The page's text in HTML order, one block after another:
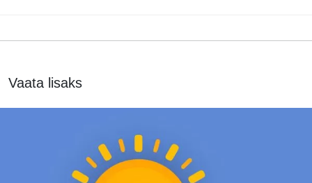
Vaata lisaks